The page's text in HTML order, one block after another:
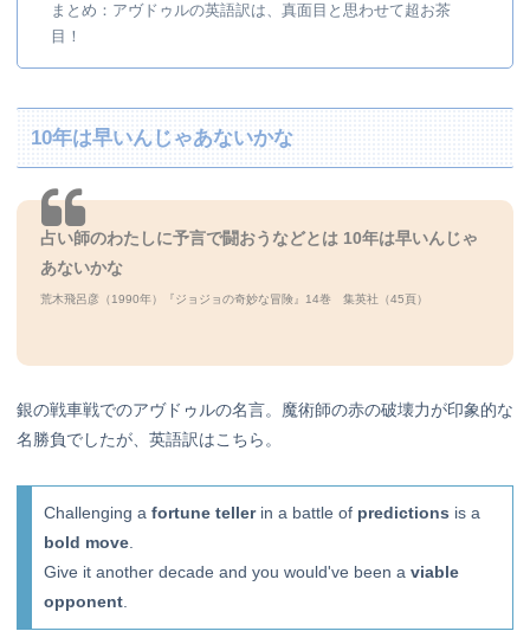
まとめ：アヴドゥルの英語訳は、真面目と思わせて超お茶
目！
10年は早いんじゃあないかな
占い師のわたしに予言で闘おうなどとは 10年は早いんじゃ
あないかな
荒木飛呂彦（1990年）『ジョジョの奇妙な冒険』14巻 集英社（45頁）
銀の戦車戦でのアヴドゥルの名言。魔術師の赤の破壊力が印象的な
名勝負でしたが、英語訳はこちら。
Challenging a fortune tellerin a battle of predictions is a
bold move
Give it another decade and you would've been a viable
opponent